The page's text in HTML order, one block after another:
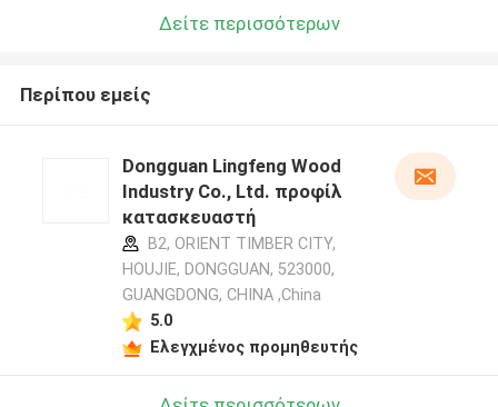
Δείτε περισσότερων
Περίπου εμείς
Dongguan Lingfeng Wood
Industry Co., Ltd. προφίλ
κατασκευαστή
B2, ORIENT TIMBER CITY,
HOUJIE, DONGGUAN, 523000,
GUANGDONG, CHINA ,China
5.0
Ελεγχμένος προμηθευτής